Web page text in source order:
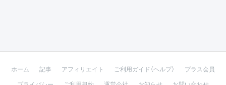
ホーム 記事 アフィリエイト ご利用ガイド（ヘルプ）
プラス会員